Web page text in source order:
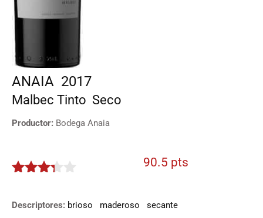
ANAIA 2017
Malbec Tinto Seco
Productor: Bodega Anaia
90.5 pts
Descriptores: brioso maderoso
secante